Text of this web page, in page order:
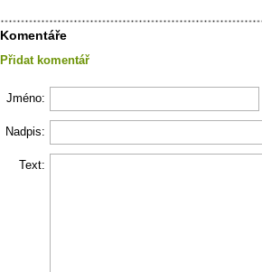
Komentáře
Přidat komentář
Jméno:
Nadpis:
Text: